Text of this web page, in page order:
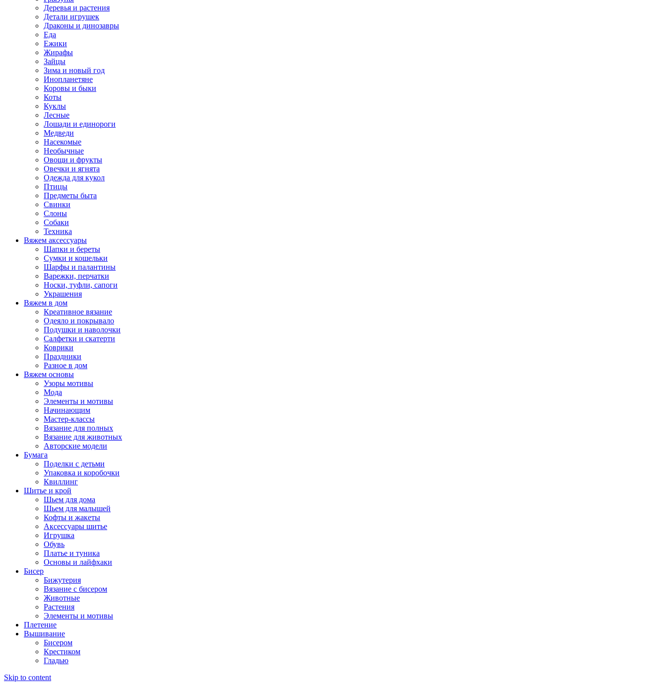
Деревья и растения
Детали игрушек
Драконы и динозавры
Еда
Ежики
Жирафы
Зайцы
Зима и новый год
Инопланетяне
Коровы и быки
Коты
Куклы
Лесные
Лошади и единороги
Медведи
Насекомые
Необычные
Овощи и фрукты
Овечки и ягнята
Одежда для кукол
Птицы
Предметы быта
Свинки
Слоны
Собаки
Техника
Вяжем аксессуары
Шапки и береты
Сумки и кошельки
Шарфы и палантины
Варежки, перчатки
Носки, туфли, сапоги
Украшения
Вяжем в дом
Креативное вязание
Одеяло и покрывало
Подушки и наволочки
Салфетки и скатерти
Коврики
Праздники
Разное в дом
Вяжем основы
Узоры мотивы
Мода
Элементы и мотивы
Начинающим
Мастер-классы
Вязание для полных
Вязание для животных
Авторские модели
Бумага
Поделки с детьми
Упаковка и коробочки
Квиллинг
Шитье и крой
Шьем для дома
Шьем для малышей
Кофты и жакеты
Аксессуары шитье
Игрушка
Обувь
Платье и туника
Основы и лайфхаки
Бисер
Бижутерия
Вязание с бисером
Животные
Растения
Элементы и мотивы
Плетение
Вышивание
Бисером
Крестиком
Гладью
Skip to content